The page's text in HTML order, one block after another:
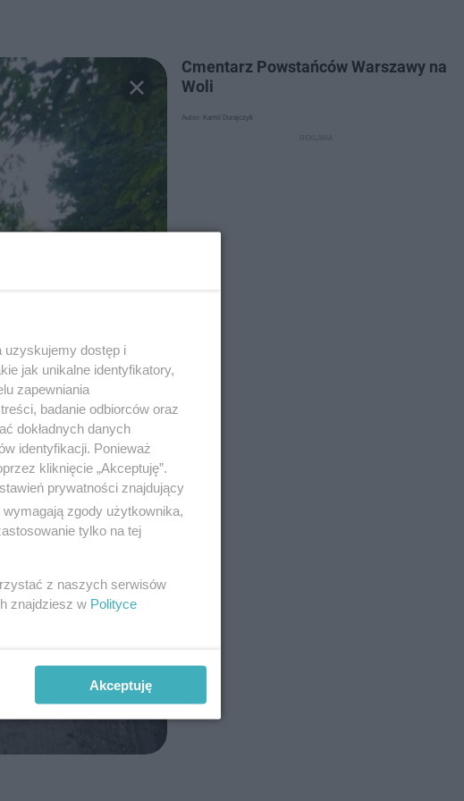
Cmentarz Powstańców Warszawy na
Woli
Autor: Kamil Durajczyk
uzyskujemy dostęp i
jak unikalne identyfikatory,
zapewniania
badanie odbiorców oraz
dokładnych danych
identyfikacji. Ponieważ
kliknięcie „Akceptuję”.
prywatności znajdujący
zgody użytkownika,
tylko na tej
z naszych serwisów
znajdziesz w Polityce
Akceptuję